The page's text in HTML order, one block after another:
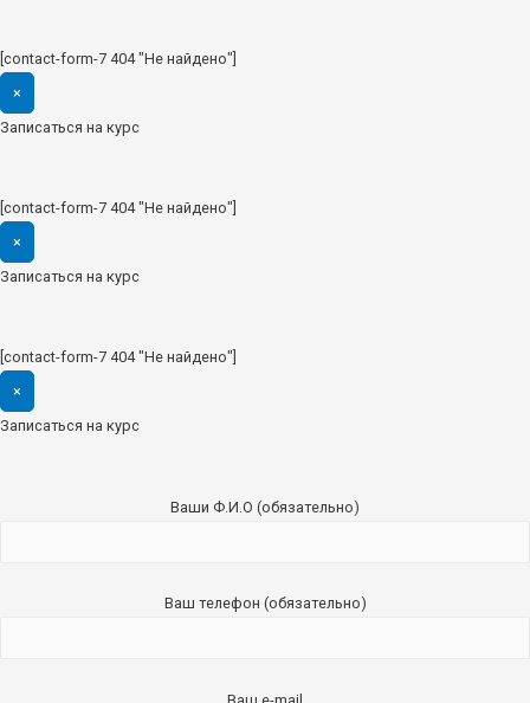
[contact-form-7 404 "Не найдено"]
×
Записаться на курс
[contact-form-7 404 "Не найдено"]
×
Записаться на курс
[contact-form-7 404 "Не найдено"]
×
Записаться на курс
Ваши Ф.И.О (обязательно)
Ваш телефон (обязательно)